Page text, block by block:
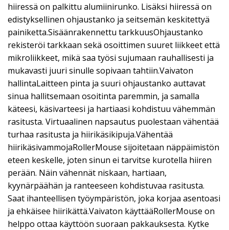
hiiressä on palkittu alumiinirunko. Lisäksi hiiressä on
edistyksellinen ohjaustanko ja seitsemän keskitettyä
painiketta.Sisäänrakennettu tarkkuusOhjaustanko
rekisteröi tarkkaan sekä osoittimen suuret liikkeet että
mikroliikkeet, mikä saa työsi sujumaan rauhallisesti ja
mukavasti juuri sinulle sopivaan tahtiin.Vaivaton
hallintaLaitteen pinta ja suuri ohjaustanko auttavat
sinua hallitsemaan osoitinta paremmin, ja samalla
käteesi, käsivarteesi ja hartiaasi kohdistuu vähemmän
rasitusta. Virtuaalinen napsautus puolestaan vähentää
turhaa rasitusta ja hiirikäsikipuja.Vähentää
hiirikäsivammojaRollerMouse sijoitetaan näppäimistön
eteen keskelle, joten sinun ei tarvitse kurotella hiiren
perään. Näin vähennät niskaan, hartiaan,
kyynärpäähän ja ranteeseen kohdistuvaa rasitusta.
Saat ihanteellisen työympäristön, joka korjaa asentoasi
ja ehkäisee hiirikättä.Vaivaton käyttääRollerMouse on
helppo ottaa käyttöön suoraan pakkauksesta. Kytke